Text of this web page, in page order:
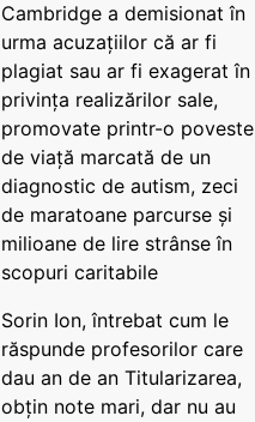
Cambridge a demisionat în
urma acuzațiilor că ar fi
plagiat sau ar fi exagerat în
privința realizărilor sale,
promovate printr-o poveste
de viață marcată de un
diagnostic de autism, zeci
de maratoane parcurse și
milioane de lire strânse în
scopuri caritabile
Sorin Ion, întrebat cum le
răspunde profesorilor care
dau an de an Titularizarea,
obțin note mari, dar nu au